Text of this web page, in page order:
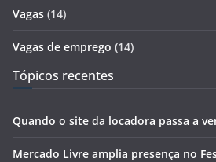
Vagas (14)
Vagas de emprego (14)
Tópicos recentes
Quando o site da locadora passa a
Mercado Livre amplia presença no